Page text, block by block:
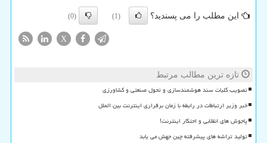
این مطلب را می پسندید؟ (1)
(0)
X
تازه ترین مطالب مرتبط
تصویب کلیات سند هوشمندسازی و تحول صنعتی و کشاورزی
خبر وزیر ارتباطات در رابطه با زمان برقراری اینترنت بین الملل
پاجوش های انقلابی و احتکار اینترنت!
تولید تراشه های پیشرفته چین جهش می یابد